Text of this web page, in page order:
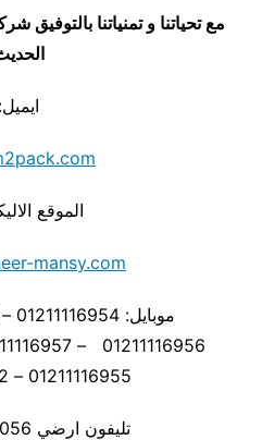
مع تحياتنا و تمنياتنا
ايميل:
الموقع
mansy.com
01211116955 – 01211116962
تليفون ارضي 0225880056